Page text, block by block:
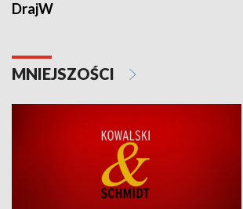
DrajW
MNIEJSZOŚCI